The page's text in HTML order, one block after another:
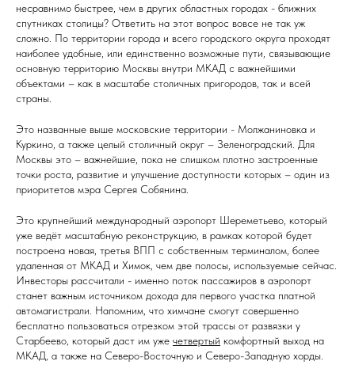
несравнимо быстрее, чем в других областных городах - ближних
спутниках столицы? Ответить на этот вопрос вовсе не так уж
сложно. По территории города и всего городского округа проходят
наиболее удобные, или единственно возможные пути, связывающие
основную территорию Москвы внутри МКАД с важнейшими
объектами – как в масштабе столичных пригородов, так и всей
страны.
Это названные выше московские территории - Молжаниновка и
Куркино, а также целый столичный округ – Зеленоградский. Для
Москвы это – важнейшие, пока не слишком плотно застроенные
точки роста, развитие и улучшение доступности которых – один из
приоритетов мэра Сергея Собянина.
Это крупнейший международный аэропорт Шереметьево, который
уже ведёт масштабную реконструкцию, в рамках которой будет
построена новая, третья ВПП с собственным терминалом, более
удаленная от МКАД и Химок, чем две полосы, используемые сейчас.
Инвесторы рассчитали - именно поток пассажиров в аэропорт
станет важным источником дохода для первого участка платной
автомагистрали. Напомним, что химчане смогут совершенно
бесплатно пользоваться отрезком этой трассы от развязки у
Старбеево, который даст им уже четвертый комфортный выход на
МКАД, а также на Северо-Восточную и Северо-Западную хорды.